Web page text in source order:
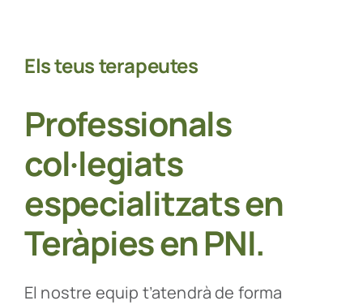
Els teus terapeutes
Professionals
col·legiats
especialitzats en
Teràpies en PNI.
El nostre equip t’atendrà de forma